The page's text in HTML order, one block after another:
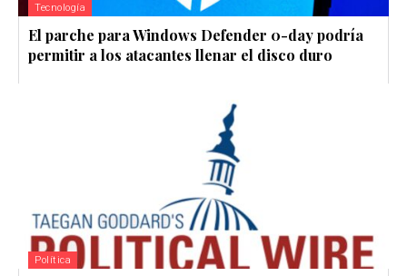
Tecnología
El parche para Windows Defender 0-day podría
permitir a los atacantes llenar el disco duro
Política